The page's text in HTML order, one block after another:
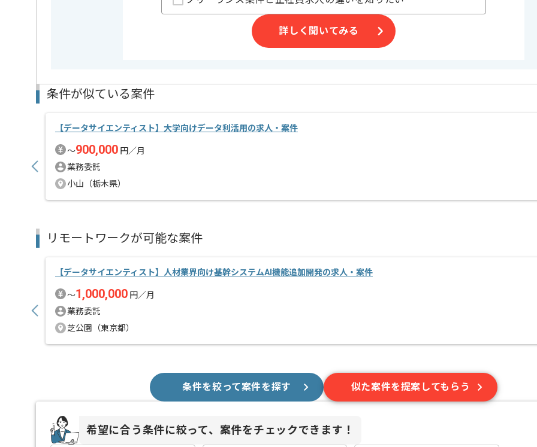
詳しく聞いてみる
条件が似ている案件
【データサイエンティスト】大学向けデータ利活用の求人・案件
〜900,000 円／月
業務委託
小山（栃木県）
リモートワークが可能な案件
【データサイエンティスト】人材業界向け基幹システムAI機能追加開発の求人・案件
〜1,000,000 円／月
業務委託
芝公園（東京都）
条件を絞って案件を探す 似た案件を提案してもらう
希望に合う条件に絞って、案件をチェックできます！